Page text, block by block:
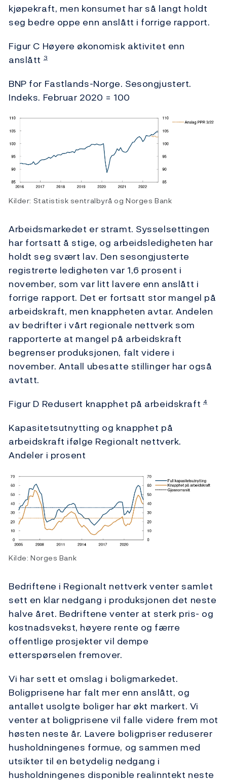
kjøpekraft, men konsumet har så langt holdt
seg bedre oppe enn anslått i forrige rapport.
Figur C Høyere økonomisk aktivitet enn
anslått 3
BNP for Fastlands-Norge. Sesongjustert.
Indeks. Februar 2020 = 100
Kilder: Statistisk sentralbyrå og Norges Bank
Arbeidsmarkedet er stramt. Sysselsettingen
har fortsatt å stige, og arbeidsledigheten har
holdt seg svært lav. Den sesongjusterte
registrerte ledigheten var 1,6 prosent i
november, som var litt lavere enn anslått i
forrige rapport. Det er fortsatt stor mangel på
arbeidskraft, men knappheten avtar. Andelen
av bedrifter i vårt regionale nettverk som
rapporterte at mangel på arbeidskraft
begrenser produksjonen, falt videre i
november. Antall ubesatte stillinger har også
avtatt.
Figur D Redusert knapphet på arbeidskraft 4
Kapasitetsutnytting og knapphet på
arbeidskraft ifølge Regionalt nettverk.
Andeler i prosent
Kilde: Norges Bank
Bedriftene i Regionalt nettverk venter samlet
sett en klar nedgang i produksjonen det neste
halve året. Bedriftene venter at sterk pris- og
kostnadsvekst, høyere rente og færre
offentlige prosjekter vil dempe
etterspørselen fremover.
Vi har sett et omslag i boligmarkedet.
Boligprisene har falt mer enn anslått, og
antallet usolgte boliger har økt markert. Vi
venter at boligprisene vil falle videre frem mot
høsten neste år. Lavere boligpriser reduserer
husholdningenes formue, og sammen med
utsikter til en betydelig nedgang i
husholdningenes disponible realinntekt neste